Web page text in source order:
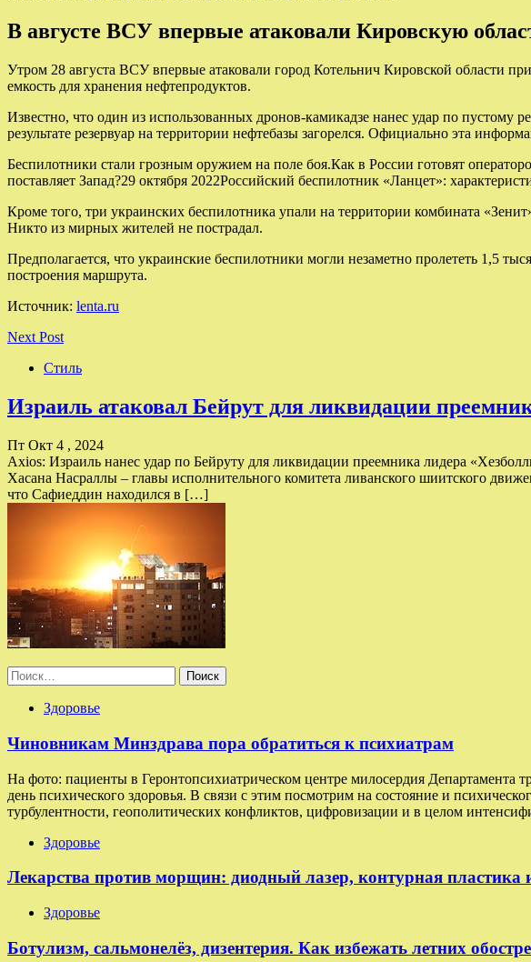
В августе ВСУ впервые атаковали Кировскую
Утром 28 августа ВСУ впервые атаковали город Котельнич Кировской области
емкость для хранения нефтепродуктов.
Известно, что один из использованных дронов-камикадзе нанес удар по пустому
результате резервуар на территории нефтебазы загорелся. Официально эта
Беспилотники стали грозным оружием на поле боя.Как в России готовят
поставляет Запад?29 октября 2022Российский беспилотник «Ланцет»:
Кроме того, три украинских беспилотника упали на территории комбината
Никто из мирных жителей не пострадал.
Предполагается, что украинские беспилотники могли незаметно пролететь 1,5
построения маршрута.
Источник: lenta.ru
Next Post
Стиль
Израиль атаковал Бейрут для ликвидации
Пт Окт 4 , 2024
Axios: Израиль нанес удар по Бейруту для ликвидации преемника лидера
Хасана Насраллы – главы исполнительного комитета ливанского шиитского
что Сафиеддин находился в […]
Найти:
Здоровье
Чиновникам Минздрава пора обратиться к психиатрам
На фото: пациенты в Геронтопсихиатрическом центре милосердия
день психического здоровья. В связи с этим посмотрим на состояние и
турбулентности, геополитических конфликтов, цифровизации и в целом
Здоровье
Лекарства против морщин: диодный лазер, контурная пластика
Здоровье
Ботулизм, сальмонелёз, дизентерия. Как избежать летних